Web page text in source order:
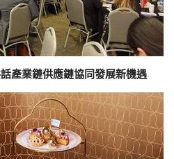
產業鏈供應鏈協同發展新機遇